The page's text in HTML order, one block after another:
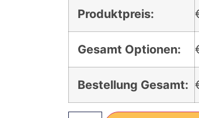
Produktpreis:
Gesamt Optionen:
Bestellung Gesamt: